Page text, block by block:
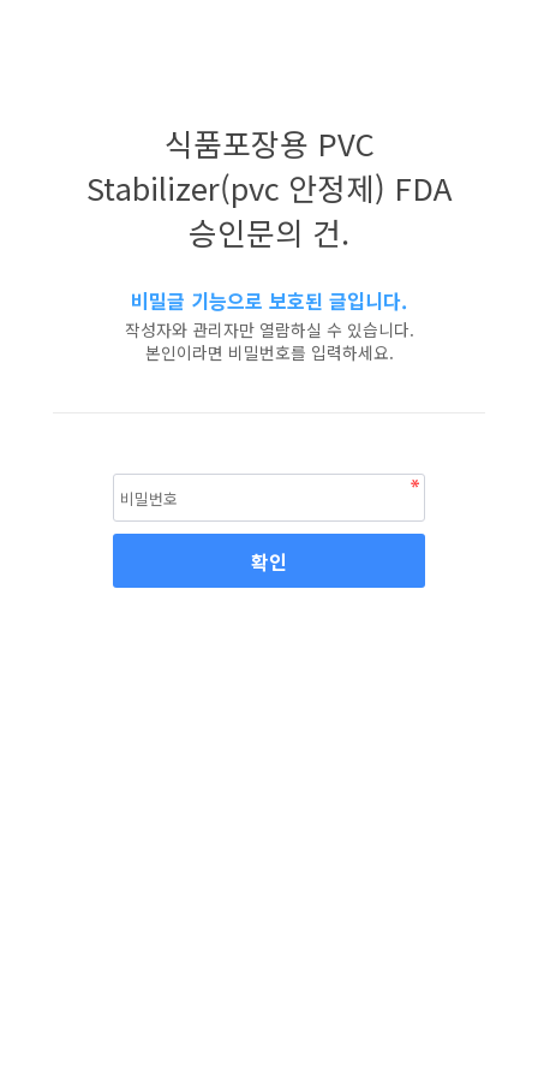
식품포장용 PVC
Stabilizer(pvc 안정제) FDA
승인문의 건.
비밀글 기능으로 보호된 글입니다.
작성자와 관리자만 열람하실 수 있습니다.
본인이라면 비밀번호를 입력하세요.